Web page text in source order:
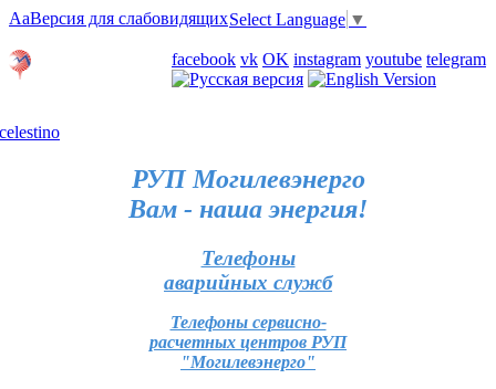
AaВерсия для слабовидящихSelect Language ▼
facebook vk OK instagram youtube telegram
РУП Могилевэнерго
Вам - наша энергия!
Телефоны
аварийных служб
Телефоны сервисно-
расчетных центров РУП
"Могилевэнерго"